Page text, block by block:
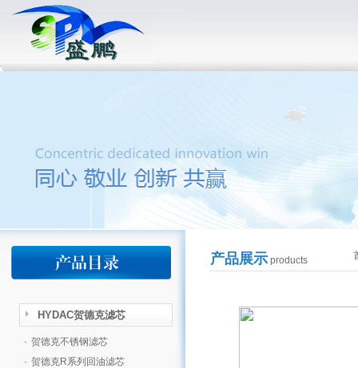
HYDAC贺德克滤芯
· 贺德克不锈钢滤芯
· 贺德克R系列回油滤芯
产品展示products